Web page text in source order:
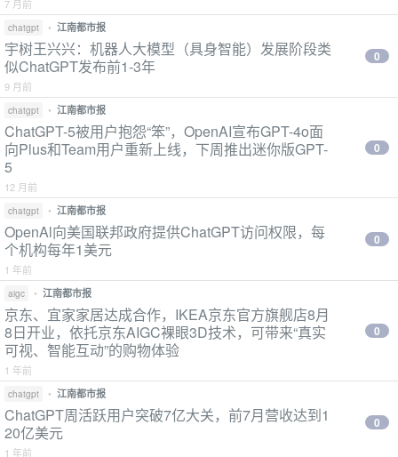
7 月前
chatgpt • 江南都市报
宇树王兴兴：机器人大模型（具身智能）发展阶段类
似ChatGPT发布前1-3年
9 月前
0
chatgpt • 江南都市报
ChatGPT-5被用户抱怨“笨”，OpenAI宣布GPT-4o面
向Plus和Team用户重新上线，下周推出迷你版GPT-
5
12 月前
0
chatgpt • 江南都市报
OpenAl向美国联邦政府提供ChatGPT访问权限，每
个机构每年1美元
1 年前
0
aigc • 江南都市报
京东、宜家家居达成合作，IKEA京东官方旗舰店8月
8日开业，依托京东AIGC裸眼3D技术，可带来“真实
可视、智能互动”的购物体验
1 年前
0
chatgpt • 江南都市报
ChatGPT周活跃用户突破7亿大关，前7月营收达到1
20亿美元
1 年前
0